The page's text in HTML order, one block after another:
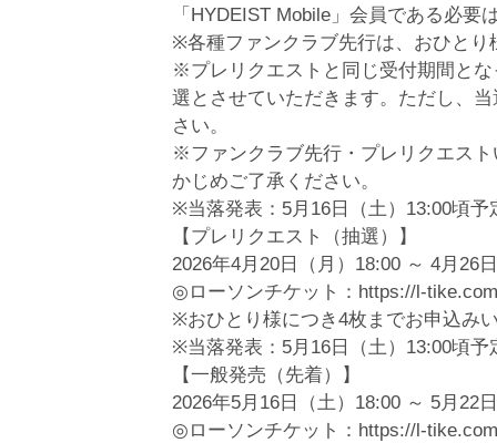
「HYDEIST Mobile」会員である必要
※各種ファンクラブ先行は、おひと
※プレリクエストと同じ受付期間と
選とさせていただきます。ただし、
さい。
※ファンクラブ先行・プレリクエス
かじめご了承ください。
※当落発表：5月16日（土）13:00頃予
【プレリクエスト（抽選）】
2026年4月20日（月）18:00 ～ 4月26
◎ローソンチケット：https://l-
※おひとり様につき4枚までお申込み
※当落発表：5月16日（土）13:00頃予
【一般発売（先着）】
2026年5月16日（土）18:00 ～ 5月22
◎ローソンチケット：https://l-